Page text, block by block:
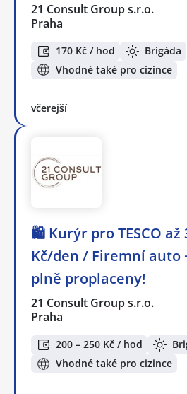
21 Consult Group s.r.o.
Praha
170 Kč / hod
Brigáda
Vhodné také pro cizince
včerejší
🛍️ Kurýr pro TESCO až
Kč/den / Firemní auto
plně proplaceny!
21 Consult Group s.r.o.
Praha
200 – 250 Kč / hod
Vhodné také pro cizince